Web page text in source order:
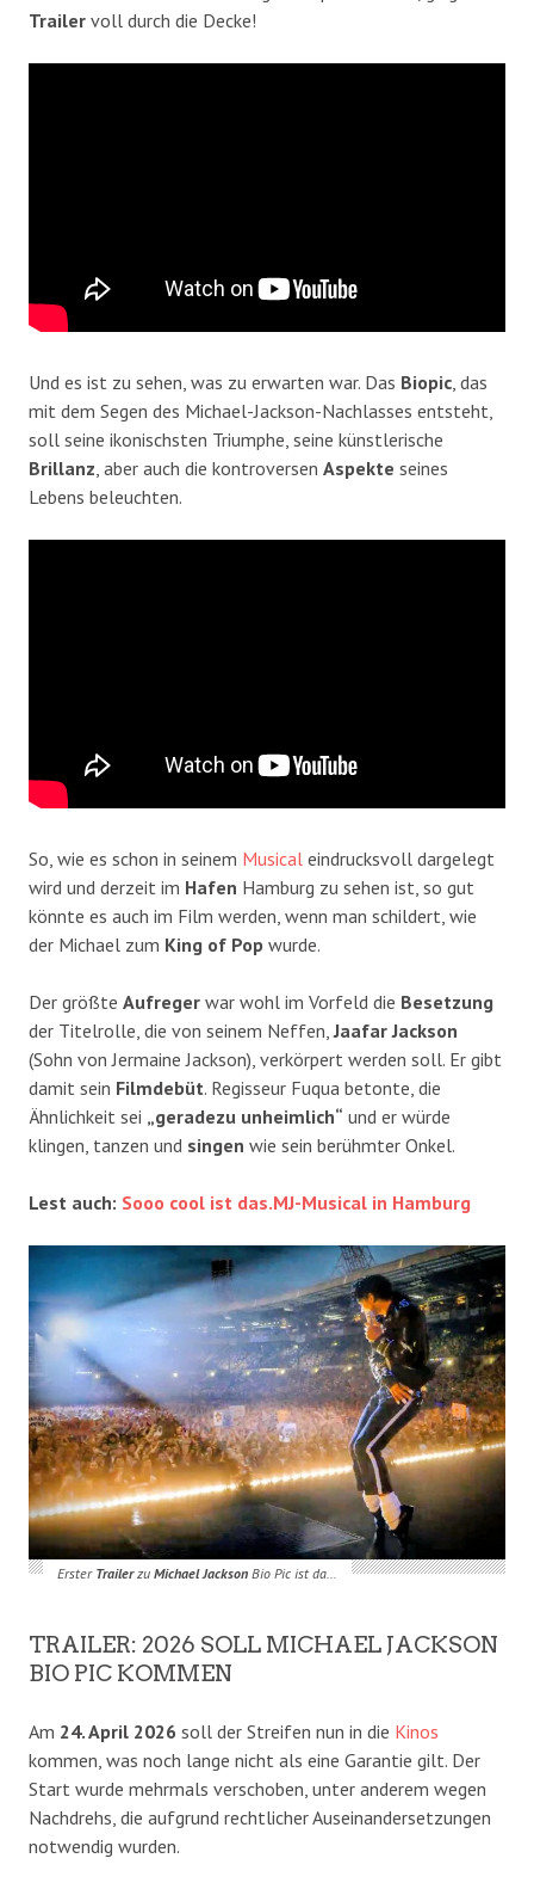
Trailer voll durch die Decke!
Und es ist zu sehen, was zu erwarten war. Das Biopic , das
mit dem Segen des Michael-Jackson-Nachlasses entsteht,
soll seine ikonischsten Triumphe, seine künstlerische
Brillanz , aber auch die kontroversen Aspekte seines
Lebens beleuchten.
So, wie es schon in seinem Musical eindrucksvoll dargelegt
wird und derzeit im Hafen Hamburg zu sehen ist, so gut
könnte es auch im Film werden, wenn man schildert, wie
der Michael zum King of Pop wurde.
Der größte Aufreger war wohl im Vorfeld die Besetzung
der Titelrolle, die von seinem Neffen,Jaafar Jackson
(Sohn von Jermaine Jackson), verkörpert werden soll. Er gibt
damit sein Filmdebüt. Regisseur Fuqua betonte, die
Ähnlichkeit sei „geradezu unheimlich“ und er würde
klingen, tanzen und singen wie sein berühmter Onkel.
Lest auch: Sooo cool ist das.MJ-Musical in Hamburg
Erster Trailerzu Michael JacksonBio Pic ist da…
TRAILER: 2026 SOLL MICHAEL JACKSON
BIO PIC KOMMEN
Am 24. April 2026 soll der Streifen nun in die Kinos
kommen, was noch lange nicht als eine Garantie gilt. Der
Start wurde mehrmals verschoben, unter anderem wegen
Nachdrehs, die aufgrund rechtlicher Auseinandersetzungen
notwendig wurden.